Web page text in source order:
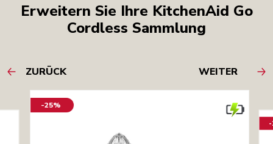
Erweitern Sie Ihre KitchenAid Go
Cordless Sammlung
ZURÜCK WEITER
-25%
-